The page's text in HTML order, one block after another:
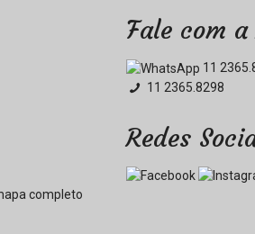
completo
Fale com a
11
11 2365.8298
Redes